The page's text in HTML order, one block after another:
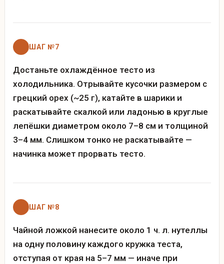
ШАГ №7
Достаньте охлаждённое тесто из
холодильника. Отрывайте кусочки размером с
грецкий орех (~25 г), катайте в шарики и
раскатывайте скалкой или ладонью в круглые
лепёшки диаметром около 7–8 см и толщиной
3–4 мм. Слишком тонко не раскатывайте —
начинка может прорвать тесто.
ШАГ №8
Чайной ложкой нанесите около 1 ч. л. нутеллы
на одну половину каждого кружка теста,
отступая от края на 5–7 мм — иначе при